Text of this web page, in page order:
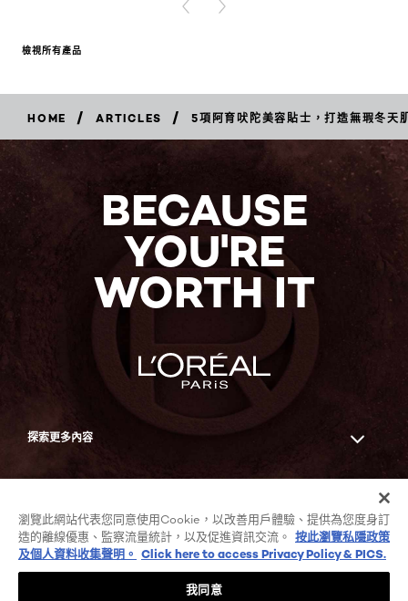
PREVIOUS CARD
NEXT CARD
檢視所有產品
HOME / ARTICLES / 5項阿育吠陀美容貼士，打造無瑕冬天
BECAUSE
YOU'RE
WORTH IT
探索更多內容
COOKIE列表
私隱政策及個人資料收集聲明
瀏覽此網站代表您同意使用Cookie，以改善用戶體驗、提供為您度身訂
造的離線優惠、監察流量統計，以及促進資訊交流。 按此瀏覽私隱政策
及個人資料收集聲明。 Click here to access Privacy Policy & PICS.
我同意